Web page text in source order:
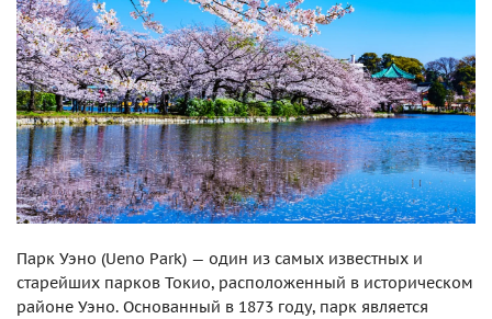
Парк Уэно (Ueno Park) — один из самых известных и
старейших парков Токио, расположенный в историческом
районе Уэно. Основанный в 1873 году, парк является